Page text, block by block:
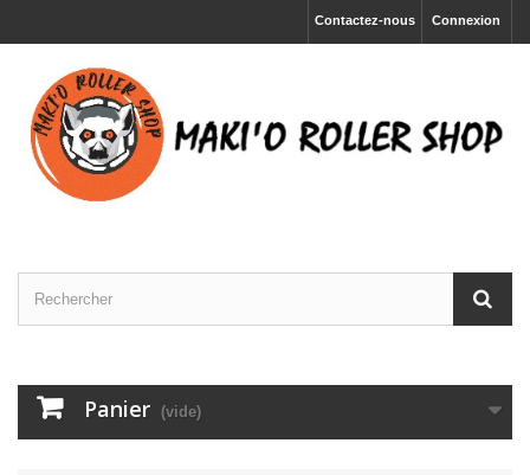
Connexion
Contactez-nous
Panier (vide)